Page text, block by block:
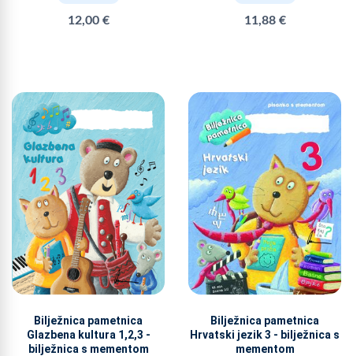
12,00 € 11,88 €
Bilježnica pametnica
Glazbena kultura 1,2,3 -
bilježnica s mementom
Bilježnica pametnica
Hrvatski jezik 3 - bilježnica s
mementom